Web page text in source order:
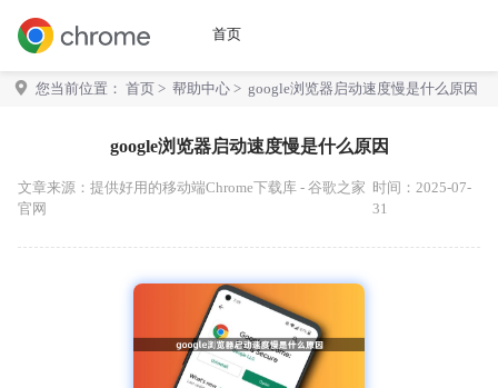
首页
您当前位置： 首页 > 帮助中心 > google浏览器启动速度慢是什么原因
google浏览器启动速度慢是什么原因
文章来源： 提供好用的移动端Chrome下载库 - 谷歌之家
官网
时间：2025-07-
31